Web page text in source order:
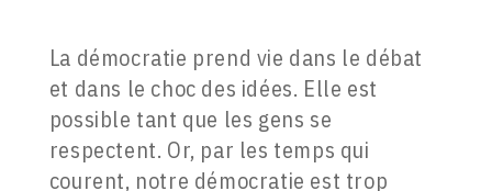
La démocratie prend vie dans le débat
et dans le choc des idées. Elle est
possible tant que les gens se
respectent. Or, par les temps qui
courent, notre démocratie est trop